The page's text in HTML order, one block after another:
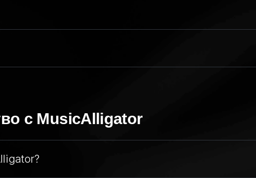
с MusicAlligator